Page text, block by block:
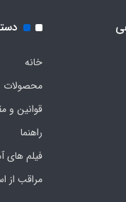
خانه
محصولات
قوانین و
راهنما
فیلم های
مراقب از